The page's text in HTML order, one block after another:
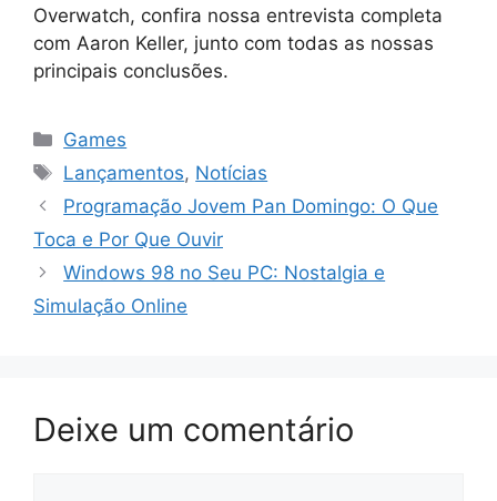
Overwatch, confira nossa entrevista completa
com Aaron Keller, junto com todas as nossas
principais conclusões.
Categorias
Games
Tags
Lançamentos, Notícias
Programação Jovem Pan Domingo: O Que
Toca e Por Que Ouvir
Windows 98 no Seu PC: Nostalgia e
Simulação Online
Deixe um comentário